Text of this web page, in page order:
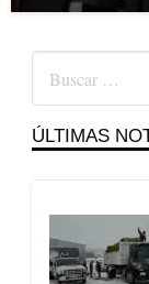
ÚLTIMAS